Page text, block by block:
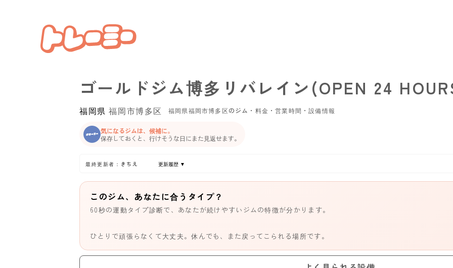
ゴールドジム博多リバレイン(OPEN 24
福岡県 福岡市博多区 福岡県福岡市博多区のジム・料金・営業時間・設備情報
気になるジムは、候補に。
保存しておくと、行けそうな日にまた見返せます。
最終更新者：きちえ 更新履歴 ▼
このジム、あなたに合うタイプ？
60秒の運動タイプ診断で、あなたが続けやすいジムの特徴が分かります。
ひとりで頑張らなくて大丈夫。休んでも、また戻ってこられる場所です。